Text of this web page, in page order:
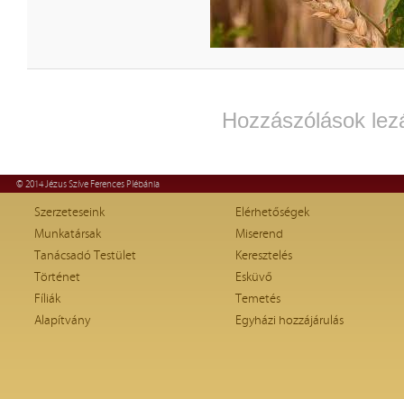
Hozzászólások
© 2014 Jézus Szíve Ferences Plébánia
Szerzeteseink
Munkatársak
Tanácsadó Testület
Történet
Fíliák
Alapítvány
Elérhetőségek
Miserend
Keresztelés
Esküvő
Temetés
Egyházi hozzájárulás